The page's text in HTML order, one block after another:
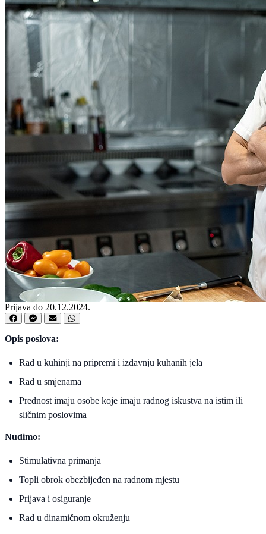
Prijava do 20.12.2024.
Opis poslova:
Rad u kuhinji na pripremi i izdavnju kuhanih jela
Rad u smjenama
Prednost imaju osobe koje imaju radnog iskustva na istim ili
sličnim poslovima
Nudimo:
Stimulativna primanja
Topli obrok obezbijeđen na radnom mjestu
Prijava i osiguranje
Rad u dinamičnom okruženju